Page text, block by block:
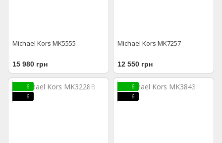
Michael Kors MK5555
15 980 грн
Michael Kors MK7257
12 550 грн
6
6
6
6